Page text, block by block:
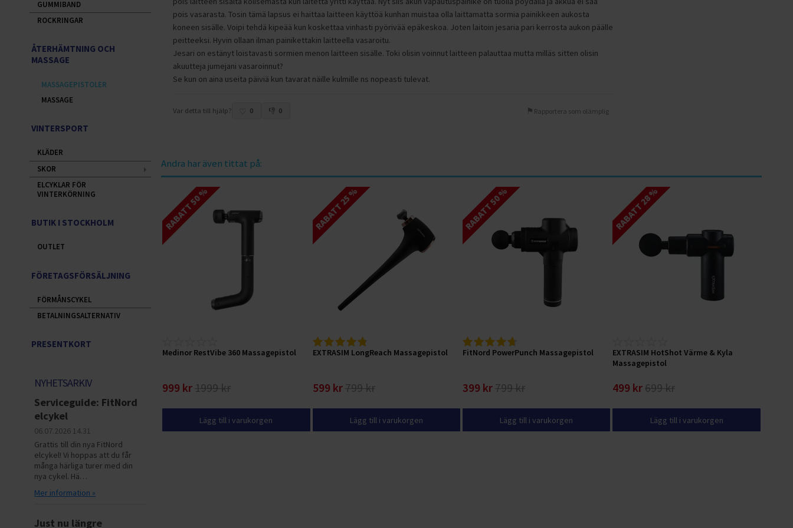
pois vasarasta. Tosin tämä lapsus ei haittaa laitteen käyttöä kunhan muistaa olla laittamatta sormia painikkeen aukosta
koneen sisälle. Voipi tehdä kipeää kun koskettaa vinhasti pyörivää epäkeskoa. Joten laitoin jesaria pari kerrosta aukon päälle
peitteeksi. Hyvin ollaan ilman painikettakin laitteella vasaroitu.
Jesari on estänyt loistavasti sormien menon laitteen sisälle. Toki olisin voinnut laitteen palauttaa mutta milläs sitten olisin
akuutteja jumejani vasaroinnut?
Se kun on aina useita päiviä kun tavarat näille kulmille ns nopeasti tulevat.
Var detta till hjälp? 0 0 Rapportera som olämplig
Andra har även tittat på:
RABATT 50 %
Medinor RestVibe 360 Massagepistol
999 kr 1999 kr
Lägg till i varukorgen
RABATT 25 %
EXTRASIM LongReach Massagepistol
599 kr799 kr
Lägg till i varukorgen
RABATT 50 %
FitNord PowerPunch Massagepistol
399 kr799 kr
Lägg till i varukorgen
RABATT 28 %
EXTRASIM HotShot Värme & Kyla
Massagepistol
499 kr 699 kr
Lägg till i varukorgen
GUMMIBAND
ROCKRINGAR
ÅTERHÄMTNING OCH
MASSAGE
MASSAGEPISTOLER
MASSAGE
VINTERSPORT
KLÄDER
SKOR
ELCYKLAR FÖR
VINTERKÖRNING
BUTIK I STOCKHOLM
OUTLET
FÖRETAGSFÖRSÄLJNING
FÖRMÅNSCYKEL
BETALNINGSALTERNATIV
PRESENTKORT
NYHETSARKIV
Serviceguide: FitNord
elcykel
06.07.2026 14.31
Grattis till din nya FitNord
elcykel! Vi hoppas att du får
många härliga turer med din
nya cykel. Hä…
Mer information »
Just nu längre